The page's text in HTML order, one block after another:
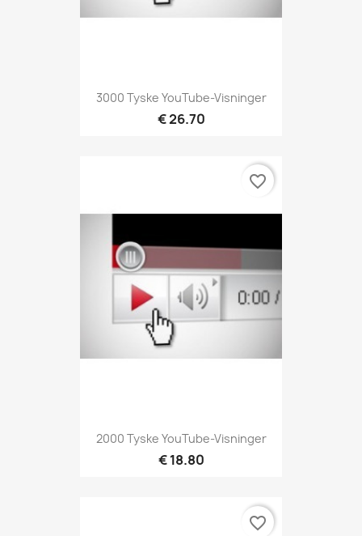
3000 Tyske YouTube-Visninger
€ 26.70
2000 Tyske YouTube-Visninger
€ 18.80
favorite_border
favorite_border